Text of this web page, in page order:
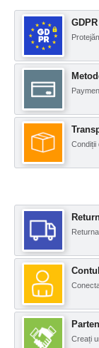
GDPR
Condiții
Creați